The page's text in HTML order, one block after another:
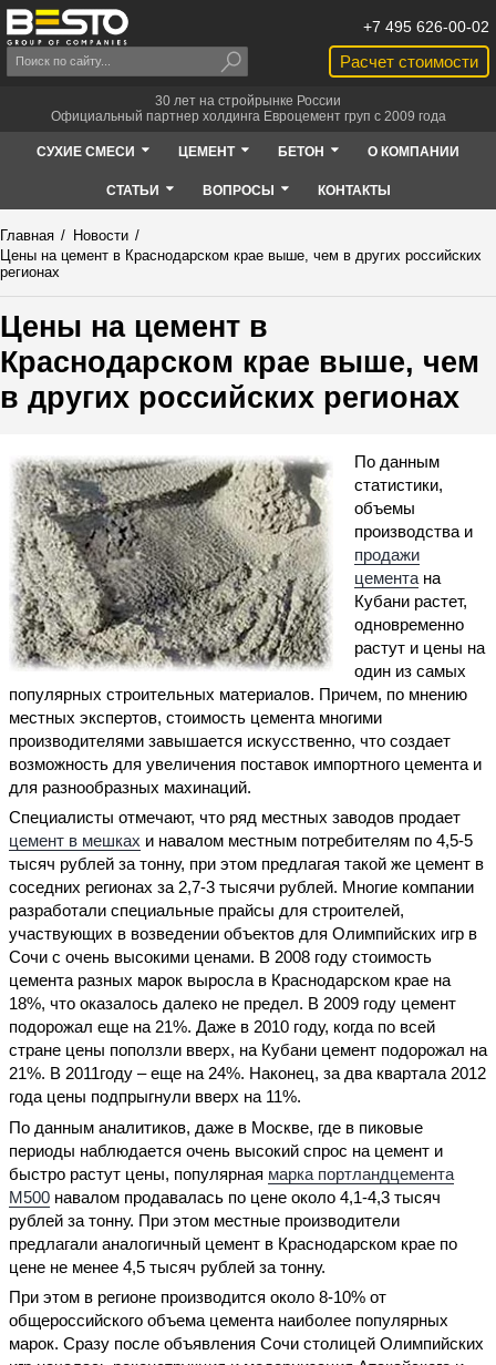
Расчет стоимости
+7 495 626-00-02
30 лет на стройрынке России
Официальный партнер холдинга Евроцемент груп с 2009 года
СУХИЕ СМЕСИ ЦЕМЕНТ БЕТОН О КОМПАНИИ
СТАТЬИ ВОПРОСЫ КОНТАКТЫ
Главная / Новости /
Цены на цемент в Краснодарском крае выше, чем в других российских
регионах
Цены на цемент в
Краснодарском крае выше, чем
в других российских регионах
По данным
статистики,
объемы
производства и
продажи
цемента на
Кубани растет,
одновременно
растут и цены на
один из самых
популярных строительных материалов. Причем, по мнению
местных экспертов, стоимость цемента многими
производителями завышается искусственно, что создает
возможность для увеличения поставок импортного цемента и
для разнообразных махинаций.
Специалисты отмечают, что ряд местных заводов продает
цемент в мешках и навалом местным потребителям по 4,5-5
тысяч рублей за тонну, при этом предлагая такой же цемент в
соседних регионах за 2,7-3 тысячи рублей. Многие компании
разработали специальные прайсы для строителей,
участвующих в возведении объектов для Олимпийских игр в
Сочи с очень высокими ценами. В 2008 году стоимость
цемента разных марок выросла в Краснодарском крае на
18%, что оказалось далеко не предел. В 2009 году цемент
подорожал еще на 21%. Даже в 2010 году, когда по всей
стране цены поползли вверх, на Кубани цемент подорожал на
21%. В 2011году – еще на 24%. Наконец, за два квартала 2012
года цены подпрыгнули вверх на 11%.
По данным аналитиков, даже в Москве, где в пиковые
периоды наблюдается очень высокий спрос на цемент и
быстро растут цены, популярная марка портландцемента
М500 навалом продавалась по цене около 4,1-4,3 тысяч
рублей за тонну. При этом местные производители
предлагали аналогичный цемент в Краснодарском крае по
цене не менее 4,5 тысяч рублей за тонну.
При этом в регионе производится около 8-10% от
общероссийского объема цемента наиболее популярных
марок. Сразу после объявления Сочи столицей Олимпийских